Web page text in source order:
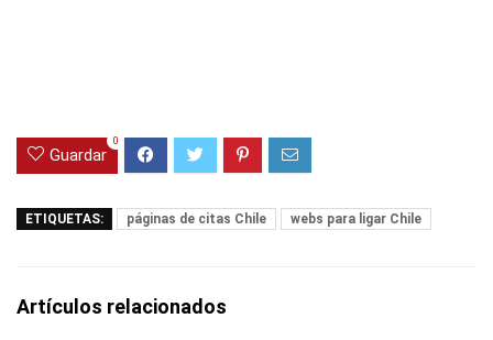
Guardar
0
ETIQUETAS: páginas de citas Chile webs para ligar Chile
Artículos relacionados